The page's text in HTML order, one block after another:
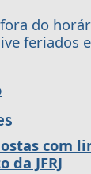
do
feriados
com
JFRJ